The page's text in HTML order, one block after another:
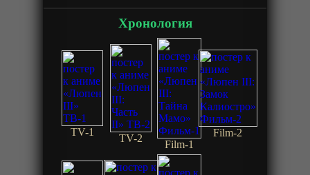
Хронология
TV-1
TV-2
Film-1
Film-2